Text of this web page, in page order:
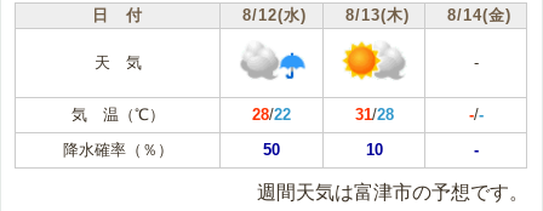
日 付 8/12(水) 8/13(木) 8/14(金)
天 気 -
気 温（℃） 28/22 31/28 -/-
降水確率（％）
50 10 -
週間天気は富津市の予想です。